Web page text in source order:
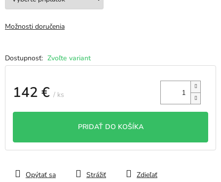
Zvoľte variant
Možnosti doručenia
142 € / ks
PRIDAŤ DO KOŠÍKA
Opýtať sa Strážiť Zdieľať